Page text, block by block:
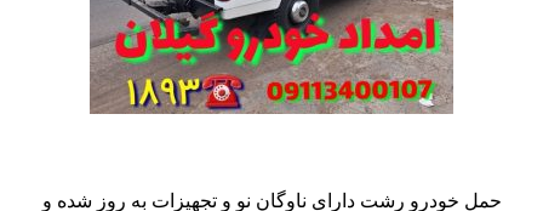
حمل خودرو رشت دارای ناوگان نو و تجهیزات به روز شده و